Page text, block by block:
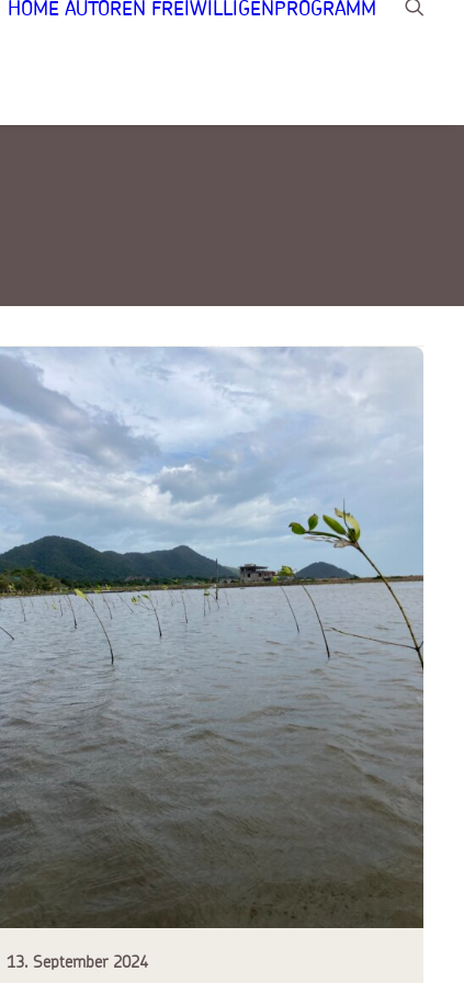
HOME AUTOREN FREIWILLIGENPROGRAMM
13. September 2024